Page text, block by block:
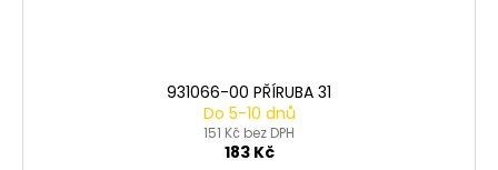
931066-00 PŘÍRUBA 31
Do 5-10 dnů
151 Kč bez DPH
183 Kč